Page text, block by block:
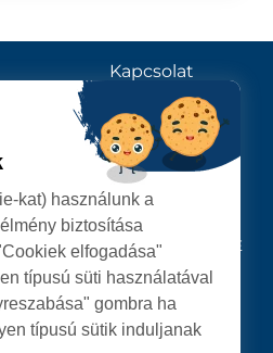
ADATOK VÉDELME
HIVATAL
1 CORP M, 440026 SATU MARE
Kapcsolat
KÖVESSENEK
kat) használunk a
biztosítása
elfogadása"
típusú süti használatával
gombra ha
típusú sütik induljanak